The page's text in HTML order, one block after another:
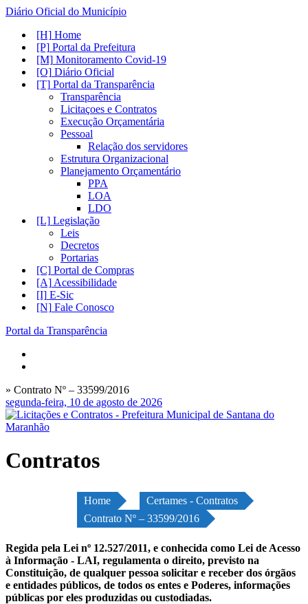
Diário Oficial do Município
Home
Portal da Prefeitura
Monitoramento Covid-19
Diário Oficial
Portal da Transparência
Transparência
Licitaçoes e Contratos
Execução Orçamentária
Pessoal
Relação dos servidores
Estrutura Organizacional
Planejamento Orçamentário
PPA
LOA
LDO
Legislação
Leis
Decretos
Portarias
Portal de Compras
Acessibilidade
E-Sic
Fale Conosco
Portal da Transparência
» Contrato Nº – 33599/2016
segunda-feira, 10 de agosto de 2026
Contratos
Home
Certames - Contratos
Contrato Nº – 33599/2016
Regida pela Lei nº 12.527/2011, e conhecida como Lei de Acesso
à Informação - LAI, regulamenta o direito, previsto na
Constituição, de qualquer pessoa solicitar e receber dos órgãos
e entidades públicos, de todos os entes e Poderes, informações
públicas por eles produzidas ou custodiadas.